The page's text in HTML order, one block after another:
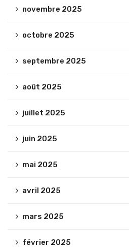
novembre 2025
octobre 2025
septembre 2025
août 2025
juillet 2025
juin 2025
mai 2025
avril 2025
mars 2025
février 2025